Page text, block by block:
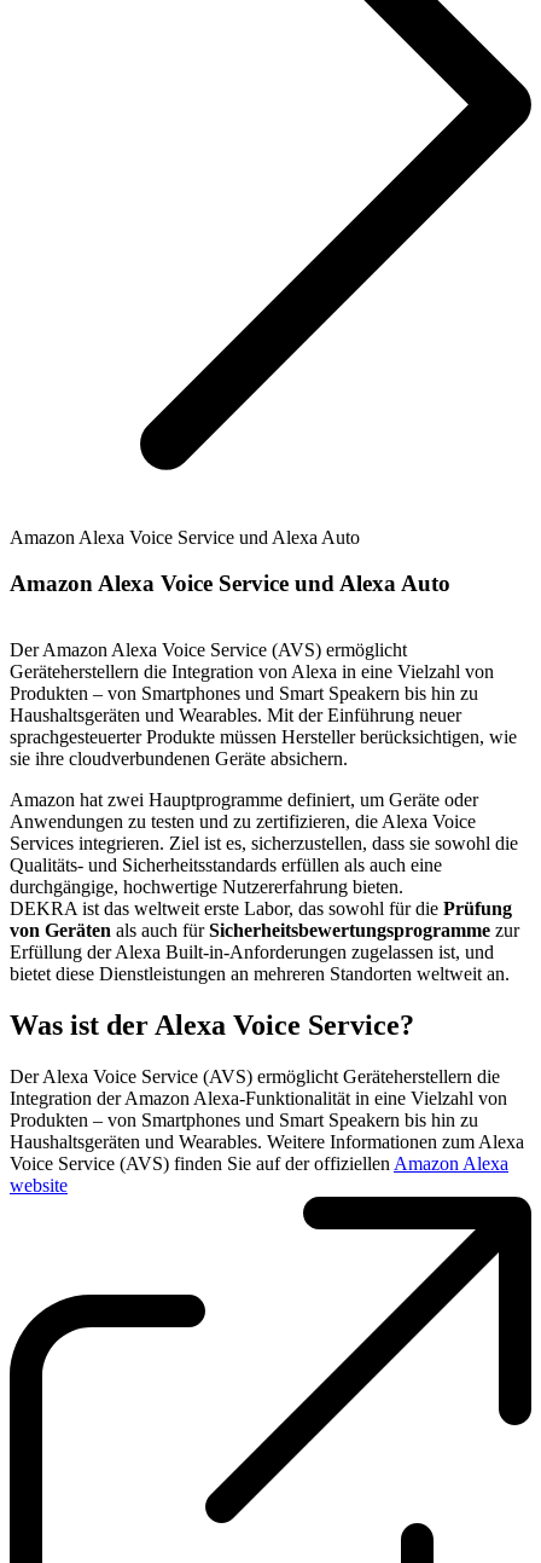
Amazon Alexa Voice Service und Alexa Auto
Amazon Alexa Voice Service und Alexa Auto
Der Amazon Alexa Voice Service (AVS) ermöglicht
Geräteherstellern die Integration von Alexa in eine Vielzahl von
Produkten – von Smartphones und Smart Speakern bis hin zu
Haushaltsgeräten und Wearables. Mit der Einführung neuer
sprachgesteuerter Produkte müssen Hersteller berücksichtigen, wie
sie ihre cloudverbundenen Geräte absichern.
Amazon hat zwei Hauptprogramme definiert, um Geräte oder
Anwendungen zu testen und zu zertifizieren, die Alexa Voice
Services integrieren. Ziel ist es, sicherzustellen, dass sie sowohl die
Qualitäts- und Sicherheitsstandards erfüllen als auch eine
durchgängige, hochwertige Nutzererfahrung bieten.
DEKRA ist das weltweit erste Labor, das sowohl für die Prüfung
von Geräten als auch fürSicherheitsbewertungsprogramme zur
Erfüllung der Alexa Built-in-Anforderungen zugelassen ist, und
bietet diese Dienstleistungen an mehreren Standorten weltweit an.
Was ist der Alexa Voice Service?
Der Alexa Voice Service (AVS) ermöglicht Geräteherstellern die
Integration der Amazon Alexa-Funktionalität in eine Vielzahl von
Produkten – von Smartphones und Smart Speakern bis hin zu
Haushaltsgeräten und Wearables. Weitere Informationen zum Alexa
Voice Service (AVS) finden Sie auf der offiziellen Amazon Alexa
website